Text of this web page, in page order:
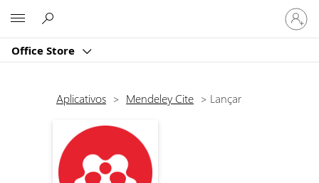
Office Store
Entre
em
sua
Aplicativos > Mendeley Cite > Lançar